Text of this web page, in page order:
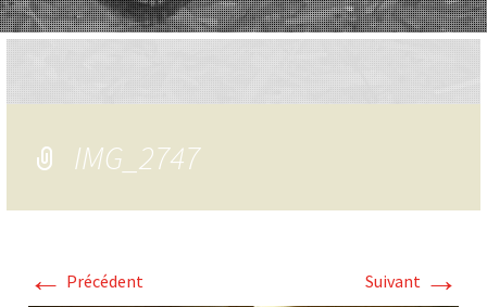
IMG_2747
← Précédent Suivant →